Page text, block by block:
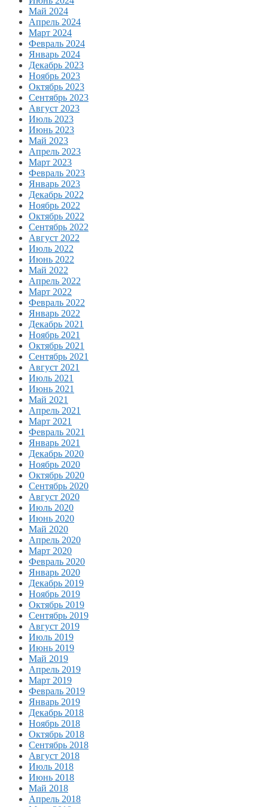
Май 2024
Апрель 2024
Март 2024
Февраль 2024
Январь 2024
Декабрь 2023
Ноябрь 2023
Октябрь 2023
Сентябрь 2023
Август 2023
Июль 2023
Июнь 2023
Май 2023
Апрель 2023
Март 2023
Февраль 2023
Январь 2023
Декабрь 2022
Ноябрь 2022
Октябрь 2022
Сентябрь 2022
Август 2022
Июль 2022
Июнь 2022
Май 2022
Апрель 2022
Март 2022
Февраль 2022
Январь 2022
Декабрь 2021
Ноябрь 2021
Октябрь 2021
Сентябрь 2021
Август 2021
Июль 2021
Июнь 2021
Май 2021
Апрель 2021
Март 2021
Февраль 2021
Январь 2021
Декабрь 2020
Ноябрь 2020
Октябрь 2020
Сентябрь 2020
Август 2020
Июль 2020
Июнь 2020
Май 2020
Апрель 2020
Март 2020
Февраль 2020
Январь 2020
Декабрь 2019
Ноябрь 2019
Октябрь 2019
Сентябрь 2019
Август 2019
Июль 2019
Июнь 2019
Май 2019
Апрель 2019
Март 2019
Февраль 2019
Январь 2019
Декабрь 2018
Ноябрь 2018
Октябрь 2018
Сентябрь 2018
Август 2018
Июль 2018
Июнь 2018
Май 2018
Апрель 2018